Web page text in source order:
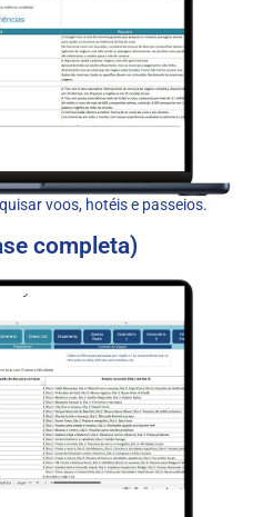
voos, hotéis e passeios.
completa)